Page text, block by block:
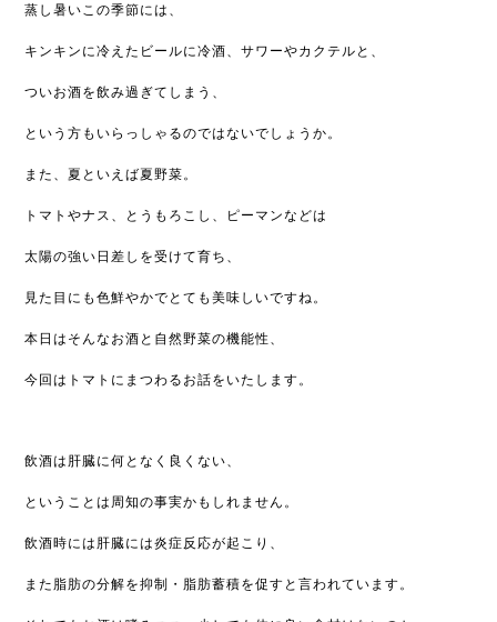
蒸し暑いこの季節には、
キンキンに冷えたビールに冷酒、サワーやカクテルと、
ついお酒を飲み過ぎてしまう、
という方もいらっしゃるのではないでしょうか。
また、夏といえば夏野菜。
トマトやナス、とうもろこし、ピーマンなどは
太陽の強い日差しを受けて育ち、
見た目にも色鮮やかでとても美味しいですね。
本日はそんなお酒と自然野菜の機能性、
今回はトマトにまつわるお話をいたします。
飲酒は肝臓に何となく良くない、
ということは周知の事実かもしれません。
飲酒時には肝臓には炎症反応が起こり、
また脂肪の分解を抑制・脂肪蓄積を促すと言われています。